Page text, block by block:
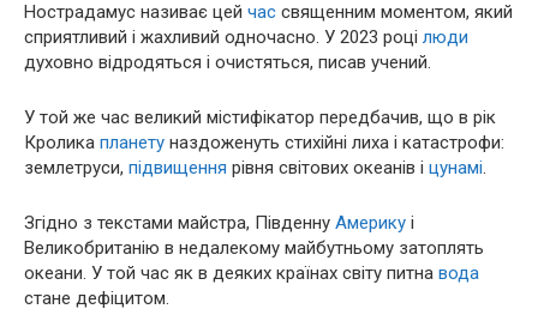
Нострадамус називає цей час священним моментом, який
сприятливий і жахливий одночасно. У 2023 році люди
духовно відродяться і очистяться, писав учений.
У той же час великий містифікатор передбачив, що в рік
Кролика планету наздоженуть стихійні лиха і катастрофи:
землетруси, підвищення рівня світових океанів і цунамі.
Згідно з текстами майстра, Південну Америку і
Великобританію в недалекому майбутньому затоплять
океани. У той час як в деяких країнах світу питна вода
стане дефіцитом.